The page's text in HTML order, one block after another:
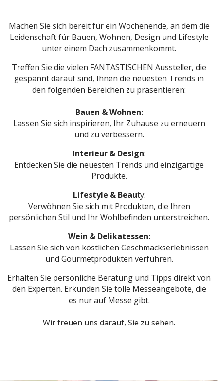
Machen Sie sich bereit für ein Wochenende, an dem die
Leidenschaft für Bauen, Wohnen, Design und Lifestyle
unter einem Dach zusammenkommt.
Treffen Sie die vielen FANTASTISCHEN Aussteller, die
gespannt darauf sind, Ihnen die neuesten Trends in
den folgenden Bereichen zu präsentieren:
Bauen & Wohnen:
Lassen Sie sich inspirieren, Ihr Zuhause zu erneuern
und zu verbessern.
Interieur & Design:
Entdecken Sie die neuesten Trends und einzigartige
Produkte.
Lifestyle & Beauty:
Verwöhnen Sie sich mit Produkten, die Ihren
persönlichen Stil und Ihr Wohlbefinden unterstreichen.
Wein & Delikatessen:
Lassen Sie sich von köstlichen Geschmackserlebnissen
und Gourmetprodukten verführen.
Erhalten Sie persönliche Beratung und Tipps direkt von
den Experten. Erkunden Sie tolle Messeangebote, die
es nur auf Messe gibt.
Wir freuen uns darauf, Sie zu sehen.